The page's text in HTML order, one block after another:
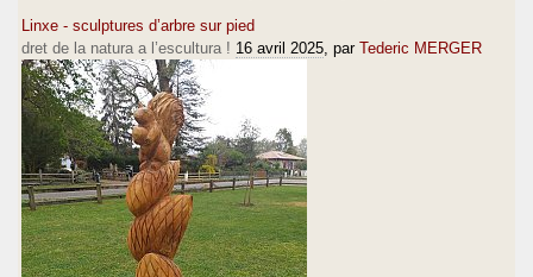
Linxe - sculptures d’arbre sur pied
dret de la natura a l’escultura ! 16 avril 2025 , par Tederic MERGER